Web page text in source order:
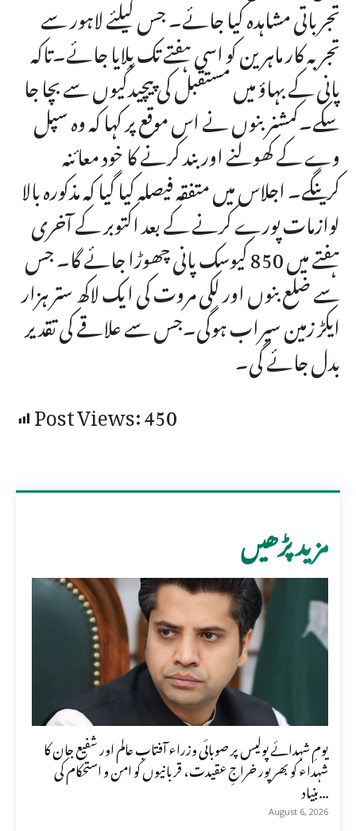
تجرباتی مشاہدہ کیا جائے۔ جس کیلئے لاہور سے
تجربہ کار ماہرین کو اسی ہفتے تک بلایا جائے۔تاکہ
پانی کے بہاؤ میں مستقبل کی پیچیدگیوں سے بچا جا
سکے۔کمشنر بنوں نے اس موقع پر کہا کہ وہ سپل
وے کے کھولنے اور بند کرنے کا خود معائنہ
کرینگے۔ اجلاس میں متفقہ فیصلہ کیا گیا کہ مذکورہ بالا
لوازمات پورے کرنے کے بعد اکتوبر کے آخری
ہفتے میں 850 کیوسک پانی چھوڑا جائے گا۔ جس
سے ضلع بنوں اور لکی مروت کی ایک لاکھ ستر ہزار
ایکڑ زمین سیراب ہوگی۔جس سے علاقے کی تقدیر
بدل جائے گی۔
Post Views:450
مزید پڑھیں
یومِ شہدائے پولیس پر صوبائی وزراء آفتاب عالم اور شفیع جان کا
شہداء کو بھرپور خراجِ عقیدت، قربانیوں کو امن و استحکام کی
بنیاد...
August 6, 2026